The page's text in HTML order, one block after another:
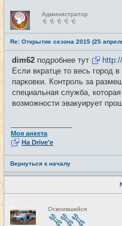
Н
е
в
с
е
т
и
Администратор
Re: Открытие сезона 2015 (25
dim62 подробнее тут
Если вкратце то весь город
парковки. Контроль за
специальная служба,
возможности эвакуирует
Моя анкета
На Drive'e
Вернуться к началу
е
в
Освоившийся